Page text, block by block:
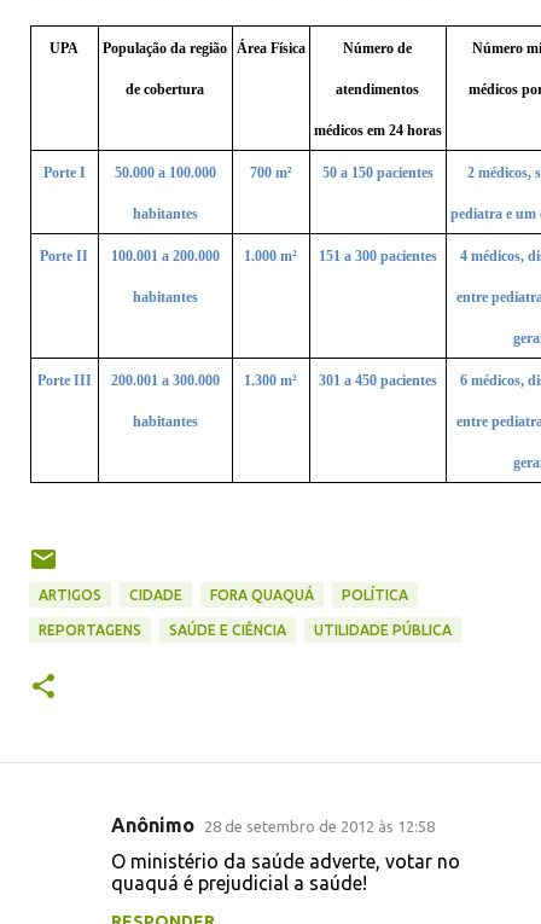
UPA População da região
de cobertura
Área Física Número de
atendimentos
médicos em 24 horas
Número
médicos
Porte I 50.000 a 100.000
habitantes
700 m² 50 a 150 pacientes 2 médicos,
pediatra e um
Porte II 100.001 a 200.000
habitantes
1.000m² 151 a 300 pacientes 4 médicos,
entre
Porte III 200.001 a 300.000
habitantes
1.300m² 301 a 450 pacientes 6 médicos,
entre
ARTIGOS CIDADE FORA QUAQUÁ POLÍTICA
REPORTAGENS SAÚDE E CIÊNCIA UTILIDADE PÚBLICA
Anônimo 28 de setembro de 2012 às 12:58
O ministério da saúde adverte, votar no
quaquá é prejudicial a saúde!